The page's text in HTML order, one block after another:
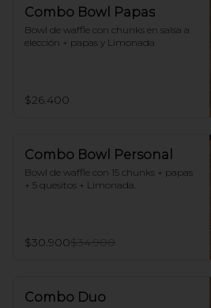
Combo Bowl Papas
Bowl de waffle con chunks en salsa a
elección + papas y Limonada
$26.400
Combo Bowl Personal
Bowl de waffle con 15 chunks + papas
+ 5 quesitos + Limonada.
$30.900$34.900
Combo Duo